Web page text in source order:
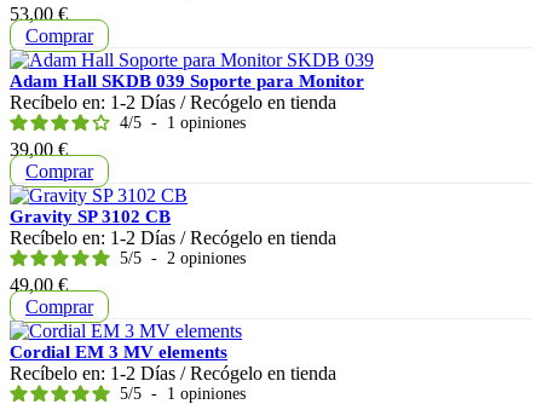
Precio
53,00 €
Comprar
Adam Hall SKDB 039 Soporte para Monitor
Recíbelo en: 1-2 Días / Recógelo en tienda
4/5 - 1 opiniones
Precio
39,00 €
Comprar
Gravity SP 3102 CB
Recíbelo en: 1-2 Días / Recógelo en tienda
5/5 - 2 opiniones
Precio
49,00 €
Comprar
Cordial EM 3 MV elements
Recíbelo en: 1-2 Días / Recógelo en tienda
5/5 - 1 opiniones